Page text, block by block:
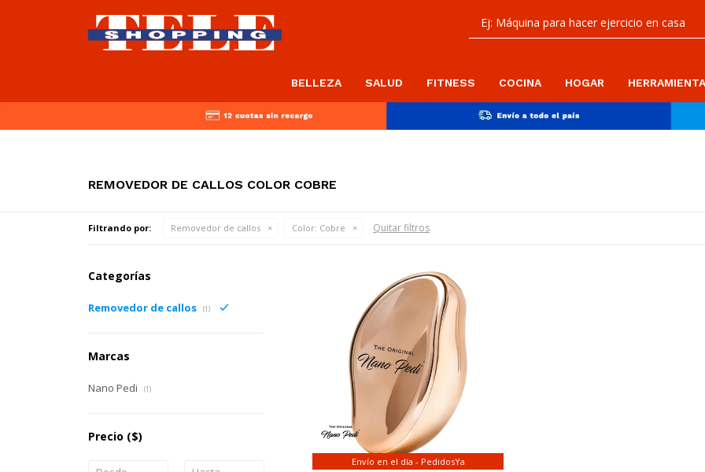
BELLEZA SALUD FITNESS COCINA HOGAR
REMOVEDOR DE CALLOS COLOR COBRE
Filtrando por: Removedor de callos Color: Cobre Quitar filtros
Envío en el día - PedidosYa
Categorías
Removedor de callos (1)
Marcas
Nano Pedi (1)
Precio ($)